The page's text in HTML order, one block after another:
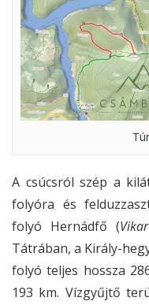
A csúcsról szép a
folyóra és
folyó Hernádfő (
Tátrában, a Király-
folyó teljes hossza
193 km. Vízgyűjtő